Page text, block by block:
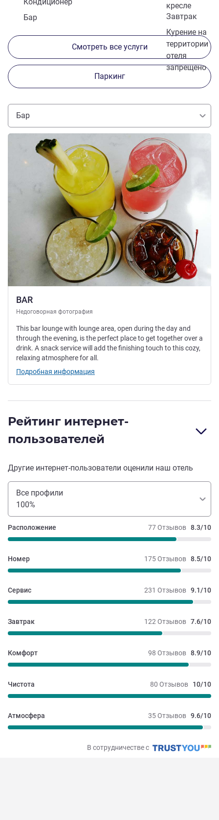
кресле
Завтрак
Бар
Курение на
территории
отеля
запрещено
Смотреть все услуги
Паркинг
Бар
BAR
Недоговорная фотография
Подробная информация
This bar lounge with lounge area, open during the day and
through the evening, is the perfect place to get together over a
drink. A snack service will add the finishing touch to this cozy,
relaxing atmosphere for all.
Подробная информация
Рейтинг интернет-
пользователей
Другие интернет-пользователи оценили наш отель
Все профили
100%
77 Отзывов 8.3/10
Расположение
175 Отзывов 8.5/10
Номер
231 Отзывов 9.1/10
Сервис
122 Отзывов 7.6/10
Завтрак
98 Отзывов 8.9/10
Комфорт
80 Отзывов 10/10
Чистота
35 Отзывов 9.6/10
Атмосфера
В сотрудничестве с